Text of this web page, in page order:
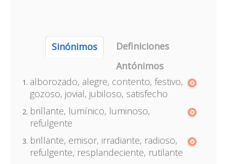
Sinónimos
Definiciones
Antónimos
alborozado, alegre, contento, festivo,
gozoso, jovial, jubiloso, satisfecho
brillante, lumínico, luminoso,
refulgente
brillante, emisor, irradiante, radioso,
refulgente, resplandeciente, rutilante